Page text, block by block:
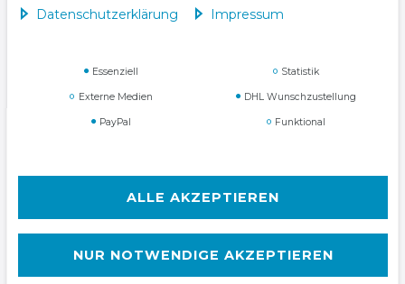
Daten­schutz­erklärung
Impressum
Essenziell Statistik
Externe Medien DHL Wunschzustellung
PayPal Funktional
ALLE AKZEPTIEREN
NUR NOTWENDIGE AKZEPTIEREN
VERTRAG WIDERRUFEN